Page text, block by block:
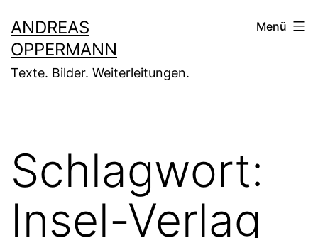
Inhalt
springen
ANDREAS
OPPERMANN
Texte. Bilder. Weiterleitungen.
Menü
Schlagwort:
Insel-Verlag